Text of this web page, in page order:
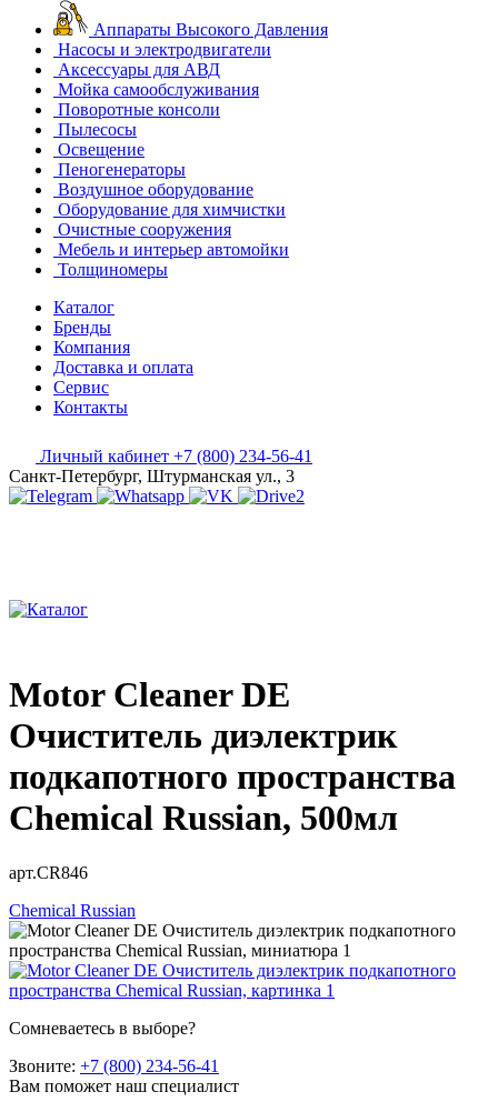
Аппараты Высокого Давления
Насосы и электродвигатели
Аксессуары для АВД
Мойка самообслуживания
Поворотные консоли
Пылесосы
Освещение
Пеногенераторы
Воздушное оборудование
Оборудование для химчистки
Очистные сооружения
Мебель и интерьер автомойки
Толщиномеры
Каталог
Бренды
Компания
Доставка и оплата
Сервис
Контакты
Личный кабинет +7 (800) 234-56-41
Санкт-Петербург, Штурманская ул., 3
Motor Cleaner DE
Очиститель диэлектрик
подкапотного пространства
Chemical Russian, 500мл
арт.CR846
Chemical Russian
Сомневаетесь в выборе?
Звоните: +7 (800) 234-56-41
Вам поможет наш специалист